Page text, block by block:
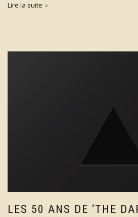
Lire la suite
LES 50 ANS DE ‘THE